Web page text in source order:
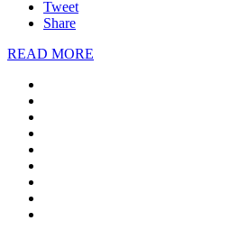
Tweet
Share
READ MORE